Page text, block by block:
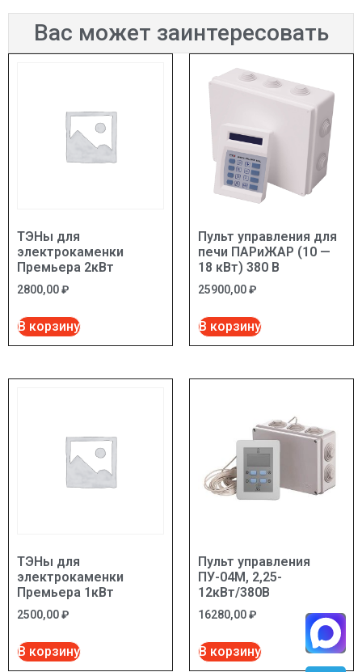
Вас может заинтересовать
ТЭНы для
электрокаменки
Премьера 2кВт
2800,00₽
В корзину
Пульт управления для
печи ПАРиЖАР (10 —
18 кВт) 380 В
25900,00₽
В корзину
ТЭНы для
электрокаменки
Премьера 1кВт
2500,00₽
В корзину
Пульт управления
ПУ-04М, 2,25-
12кВт/380В
16280,00₽
В корзину